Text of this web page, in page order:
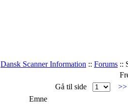
Dansk Scanner Information :: Forums ::
Gå til side
Emne